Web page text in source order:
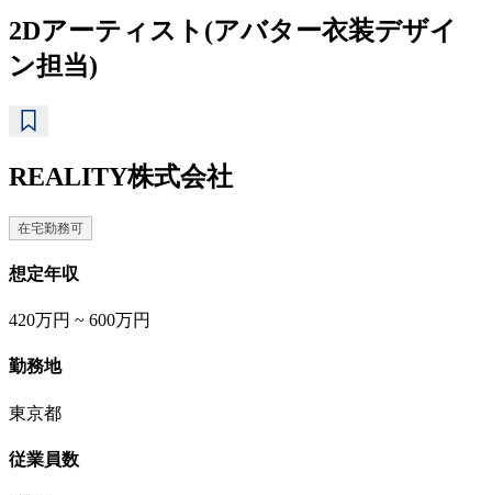
2Dアーティスト(アバター衣装デザイ
ン担当)
REALITY株式会社
在宅勤務可
想定年収
420万円 ~ 600万円
勤務地
東京都
従業員数